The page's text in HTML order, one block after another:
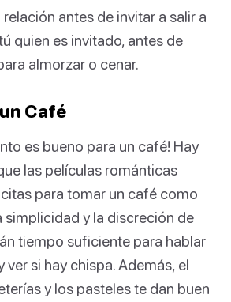
antes de invitar a salir a
quien es invitado, antes de
almorzar o cenar.
Café
es bueno para un café! Hay
las películas románticas
para tomar un café como
simplicidad y la discreción de
tiempo suficiente para hablar
ver si hay chispa. Además, el
y los pasteles te dan buen